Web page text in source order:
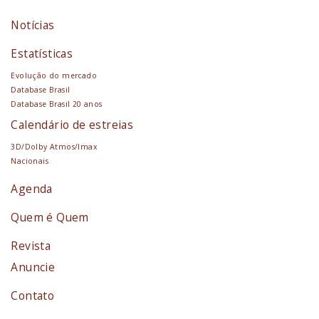
Notícias
Estatísticas
Evolução do mercado
Database Brasil
Database Brasil 20 anos
Calendário de estreias
3D/Dolby Atmos/Imax
Nacionais
Agenda
Quem é Quem
Revista
Anuncie
Contato